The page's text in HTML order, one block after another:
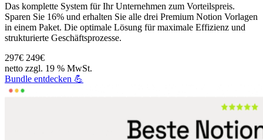
Das komplette System für Ihr Unternehmen zum Vorteilspreis.
Sparen Sie 16% und erhalten Sie alle drei Premium Notion Vorlagen
in einem Paket. Die optimale Lösung für maximale Effizienz und
strukturierte Geschäftsprozesse.
297€ 249€
netto zzgl. 19 % MwSt.
Bundle entdecken 💪